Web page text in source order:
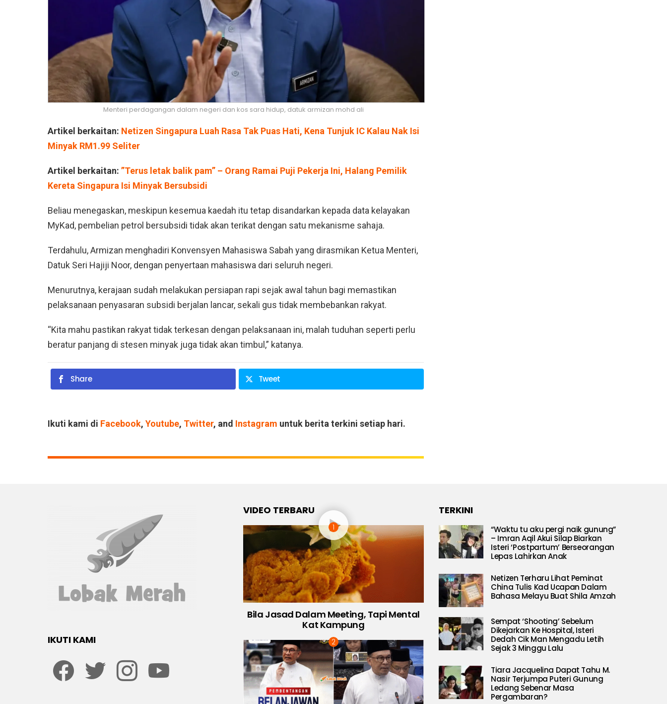
Menteri perdagangan dalam negeri dan kos sara hidup, datuk armizan mohd ali
Artikel berkaitan: Netizen Singapura Luah Rasa Tak Puas Hati, Kena Tunjuk IC Kalau Nak Isi
Minyak RM1.99 Seliter
Artikel berkaitan: ⁠”Terus letak balik pam” – Orang Ramai Puji Pekerja Ini, Halang Pemilik
Kereta Singapura Isi Minyak Bersubsidi
Beliau menegaskan, meskipun kesemua kaedah itu tetap disandarkan kepada data kelayakan
MyKad, pembelian petrol bersubsidi tidak akan terikat dengan satu mekanisme sahaja.
Terdahulu, Armizan menghadiri Konvensyen Mahasiswa Sabah yang dirasmikan Ketua Menteri,
Datuk Seri Hajiji Noor, dengan penyertaan mahasiswa dari seluruh negeri.
Menurutnya, kerajaan sudah melakukan persiapan rapi sejak awal tahun bagi memastikan
pelaksanaan penyasaran subsidi berjalan lancar, sekali gus tidak membebankan rakyat.
“Kita mahu pastikan rakyat tidak terkesan dengan pelaksanaan ini, malah tuduhan seperti perlu
beratur panjang di stesen minyak juga tidak akan timbul,” katanya.
Share Tweet
Ikuti kami di Facebook, Youtube, Twitter, and Instagram untuk berita terkini setiap hari.
IKUTI KAMI
VIDEO TERBARU
Bila Jasad Dalam Meeting, Tapi Mental
Kat Kampung
TERKINI
“Waktu tu aku pergi naik gunung”
– Imran Aqil Akui Silap Biarkan
Isteri ‘Postpartum’ Berseorangan
Lepas Lahirkan Anak
Netizen Terharu Lihat Peminat
China Tulis Kad Ucapan Dalam
Bahasa Melayu Buat Shila Amzah
Sempat ‘Shooting’ Sebelum
Dikejarkan Ke Hospital, Isteri
Dedah Cik Man Mengadu Letih
Sejak 3 Minggu Lalu
Tiara Jacquelina Dapat Tahu M.
Nasir Terjumpa Puteri Gunung
Ledang Sebenar Masa
Pergambaran?